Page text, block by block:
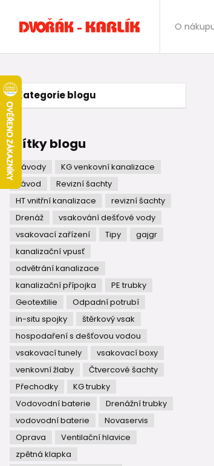
O
Kategorie blogu
Štítky blogu
Návody
KG venkovní kanalizace
návod
Revizní šachty
HT vnitřní kanalizace
revizní šachty
Drenáž
vsakování dešťové vody
vsakovací zařízení
Tipy
gajgr
kanalizační vpusť
odvětrání kanalizace
kanalizační přípojka
PE trubky
Geotextilie
Odpadní potrubí
in-situ spojky
štěrkový vsak
hospodaření s dešťovou vodou
vsakovací tunely
vsakovací boxy
venkovní žlaby
Čtvercové šachty
Přechodky
KG trubky
Vodovodní baterie
Drenážní trubky
vodovodní baterie
Novaservis
Oprava
Ventilační hlavice
zpětná klapka